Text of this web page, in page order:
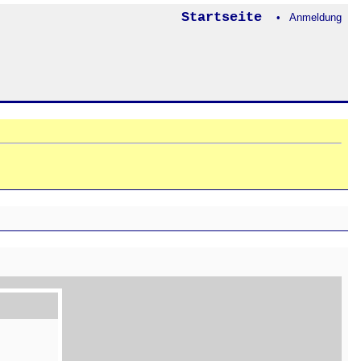
Startseite • Anmeldung